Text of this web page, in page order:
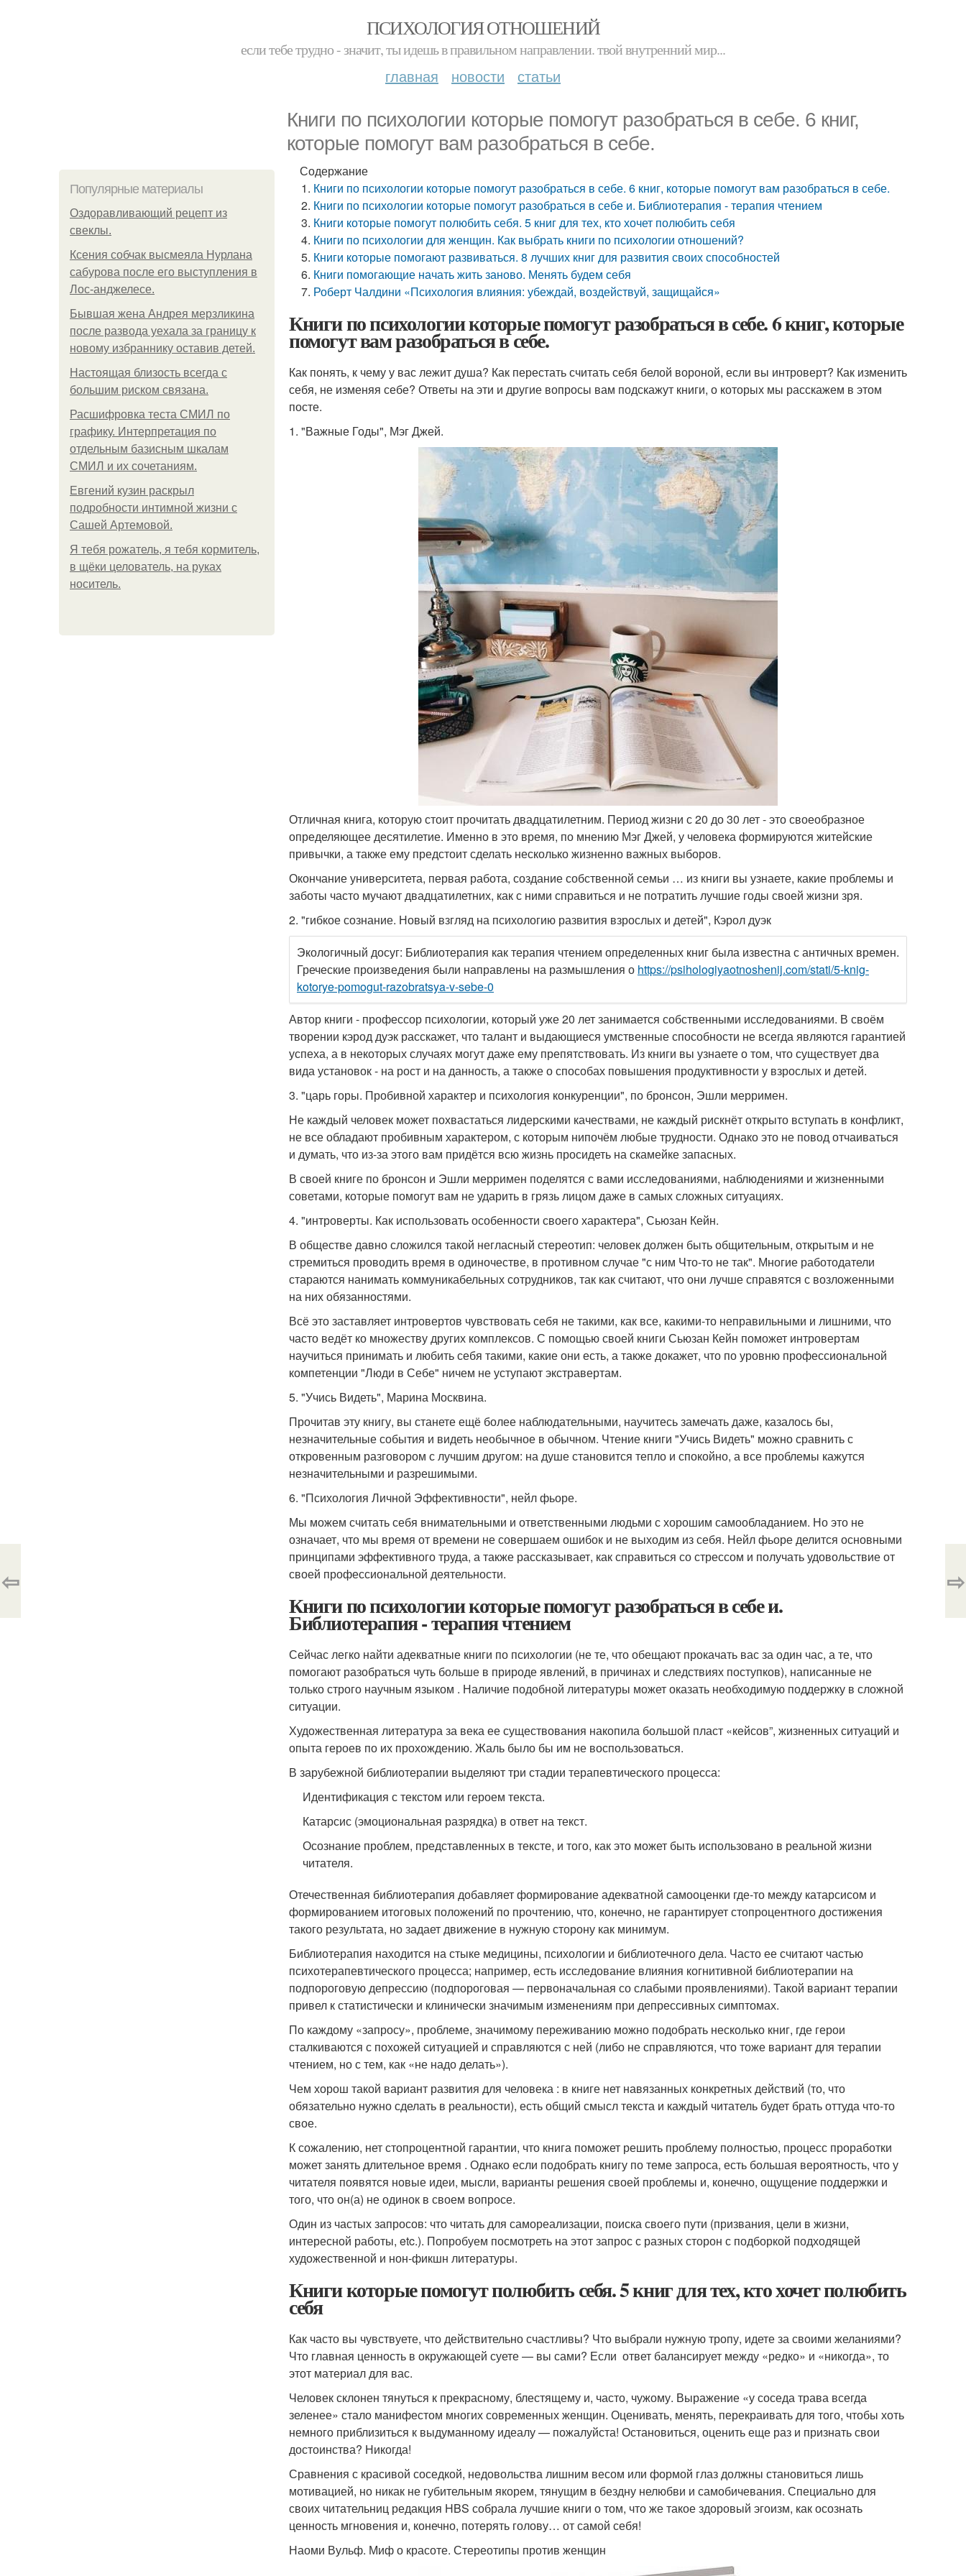
ПСИХОЛОГИЯ ОТНОШЕНИЙ
если тебе трудно - значит, ты идешь в правильном направлении. твой внутренний мир...
главная новости статьи
Книги по психологии которые помогут разобраться в себе. 6 книг,
которые помогут вам разобраться в себе.
Популярные материалы
Оздоравливающий рецепт из
свеклы.
Ксения собчак высмеяла Нурлана
сабурова после его выступления в
Лос-анджелесе.
Бывшая жена Андрея мерзликина
после развода уехала за границу к
новому избраннику оставив детей.
Hacтоящая близость всегда с
большим риском связана.
Расшифровка теста СМИЛ по
графику. Интерпретация по
отдельным базисным шкалам
СМИЛ и их сочетаниям.
Евгений кузин раскрыл
подробности интимной жизни с
Сашей Артемовой.
Я тебя рожатель, я тебя кормитель,
в щёки целователь, на руках
носитель.
Содержание
Книги по психологии которые помогут разобраться в себе. 6 книг, которые помогут вам разобраться в себе.
Книги по психологии которые помогут разобраться в себе и. Библиотерапия - терапия чтением
Книги которые помогут полюбить себя. 5 книг для тех, кто хочет полюбить себя
Книги по психологии для женщин. Как выбрать книги по психологии отношений?
Книги которые помогают развиваться. 8 лучших книг для развития своих способностей
Книги помогающие начать жить заново. Менять будем себя
Роберт Чалдини «Психология влияния: убеждай, воздействуй, защищайся»
Книги по психологии которые помогут разобраться в себе. 6 книг, которые
помогут вам разобраться в себе.
Как понять, к чему у вас лежит душа? Как перестать считать себя белой вороной, если вы интроверт? Как изменить
себя, не изменяя себе? Ответы на эти и другие вопросы вам подскажут книги, о которых мы расскажем в этом
посте.
1. "Важные Годы", Мэг Джей.
Отличная книга, которую стоит прочитать двадцатилетним. Период жизни с 20 до 30 лет - это своеобразное
определяющее десятилетие. Именно в это время, по мнению Мэг Джей, у человека формируются житейские
привычки, а также ему предстоит сделать несколько жизненно важных выборов.
Окончание университета, первая работа, создание собственной семьи … из книги вы узнаете, какие проблемы и
заботы часто мучают двадцатилетних, как с ними справиться и не потратить лучшие годы своей жизни зря.
2. "гибкое сознание. Новый взгляд на психологию развития взрослых и детей", Кэрол дуэк
Экологичный досуг: Библиотерапия как терапия чтением определенных книг была известна с античных времен.
Греческие произведения были направлены на размышления о https://psihologiyaotnoshenij.com/stati/5-knig-
kotorye-pomogut-razobratsya-v-sebe-0
Автор книги - профессор психологии, который уже 20 лет занимается собственными исследованиями. В своём
творении кэрод дуэк расскажет, что талант и выдающиеся умственные способности не всегда являются гарантией
успеха, а в некоторых случаях могут даже ему препятствовать. Из книги вы узнаете о том, что существует два
вида установок - на рост и на данность, а также о способах повышения продуктивности у взрослых и детей.
3. "царь горы. Пробивной характер и психология конкуренции", по бронсон, Эшли мерримен.
Не каждый человек может похвастаться лидерскими качествами, не каждый рискнёт открыто вступать в конфликт,
не все обладают пробивным характером, с которым нипочём любые трудности. Однако это не повод отчаиваться
и думать, что из-за этого вам придётся всю жизнь просидеть на скамейке запасных.
В своей книге по бронсон и Эшли мерримен поделятся с вами исследованиями, наблюдениями и жизненными
советами, которые помогут вам не ударить в грязь лицом даже в самых сложных ситуациях.
4. "интроверты. Как использовать особенности своего характера", Сьюзан Кейн.
В обществе давно сложился такой негласный стереотип: человек должен быть общительным, открытым и не
стремиться проводить время в одиночестве, в противном случае "с ним Что-то не так". Многие работодатели
стараются нанимать коммуникабельных сотрудников, так как считают, что они лучше справятся с возложенными
на них обязанностями.
Всё это заставляет интровертов чувствовать себя не такими, как все, какими-то неправильными и лишними, что
часто ведёт ко множеству других комплексов. С помощью своей книги Сьюзан Кейн поможет интровертам
научиться принимать и любить себя такими, какие они есть, а также докажет, что по уровню профессиональной
компетенции "Люди в Себе" ничем не уступают экстравертам.
5. "Учись Видеть", Марина Москвина.
Прочитав эту книгу, вы станете ещё более наблюдательными, научитесь замечать даже, казалось бы,
незначительные события и видеть необычное в обычном. Чтение книги "Учись Видеть" можно сравнить с
откровенным разговором с лучшим другом: на душе становится тепло и спокойно, а все проблемы кажутся
незначительными и разрешимыми.
6. "Психология Личной Эффективности", нейл фьоре.
Мы можем считать себя внимательными и ответственными людьми с хорошим самообладанием. Но это не
означает, что мы время от времени не совершаем ошибок и не выходим из себя. Нейл фьоре делится основными
принципами эффективного труда, а также рассказывает, как справиться со стрессом и получать удовольствие от
своей профессиональной деятельности.
Книги по психологии которые помогут разобраться в себе и.
Библиотерапия - терапия чтением
Сейчас легко найти адекватные книги по психологии (не те, что обещают прокачать вас за один час, а те, что
помогают разобраться чуть больше в природе явлений, в причинах и следствиях поступков), написанные не
только строго научным языком . Наличие подобной литературы может оказать необходимую поддержку в сложной
ситуации.
Художественная литература за века ее существования накопила большой пласт «кейсов”, жизненных ситуаций и
опыта героев по их прохождению. Жаль было бы им не воспользоваться.
В зарубежной библиотерапии выделяют три стадии терапевтического процесса:
Идентификация с текстом или героем текста.
Катарсис (эмоциональная разрядка) в ответ на текст.
Осознание проблем, представленных в тексте, и того, как это может быть использовано в реальной жизни
читателя.
Отечественная библиотерапия добавляет формирование адекватной самооценки где-то между катарсисом и
формированием итоговых положений по прочтению, что, конечно, не гарантирует стопроцентного достижения
такого результата, но задает движение в нужную сторону как минимум.
Библиотерапия находится на стыке медицины, психологии и библиотечного дела. Часто ее считают частью
психотерапевтического процесса; например, есть исследование влияния когнитивной библиотерапии на
подпороговую депрессию (подпороговая — первоначальная со слабыми проявлениями). Такой вариант терапии
привел к статистически и клинически значимым изменениям при депрессивных симптомах.
По каждому «запросу», проблеме, значимому переживанию можно подобрать несколько книг, где герои
сталкиваются с похожей ситуацией и справляются с ней (либо не справляются, что тоже вариант для терапии
чтением, но с тем, как «не надо делать»).
Чем хорош такой вариант развития для человека : в книге нет навязанных конкретных действий (то, что
обязательно нужно сделать в реальности), есть общий смысл текста и каждый читатель будет брать оттуда что-то
свое.
К сожалению, нет стопроцентной гарантии, что книга поможет решить проблему полностью, процесс проработки
может занять длительное время . Однако если подобрать книгу по теме запроса, есть большая вероятность, что у
читателя появятся новые идеи, мысли, варианты решения своей проблемы и, конечно, ощущение поддержки и
того, что он(а) не одинок в своем вопросе.
Один из частых запросов: что читать для самореализации, поиска своего пути (призвания, цели в жизни,
интересной работы, etc.). Попробуем посмотреть на этот запрос с разных сторон с подборкой подходящей
художественной и нон-фикшн литературы.
Книги которые помогут полюбить себя. 5 книг для тех, кто хочет полюбить
себя
Как часто вы чувствуете, что действительно счастливы? Что выбрали нужную тропу, идете за своими желаниями?
Что главная ценность в окружающей суете — вы сами? Если ответ балансирует между «редко» и «никогда», то
этот материал для вас.
Человек склонен тянуться к прекрасному, блестящему и, часто, чужому. Выражение «у соседа трава всегда
зеленее» стало манифестом многих современных женщин. Оценивать, менять, перекраивать для того, чтобы хоть
немного приблизиться к выдуманному идеалу — пожалуйста! Остановиться, оценить еще раз и признать свои
достоинства? Никогда!
Сравнения с красивой соседкой, недовольства лишним весом или формой глаз должны становиться лишь
мотивацией, но никак не губительным якорем, тянущим в бездну нелюбви и самобичевания. Специально для
своих читательниц редакция HBS собрала лучшие книги о том, что же такое здоровый эгоизм, как осознать
ценность мгновения и, конечно, потерять голову… от самой себя!
Наоми Вульф. Миф о красоте. Стереотипы против женщин
⇦ ⇨